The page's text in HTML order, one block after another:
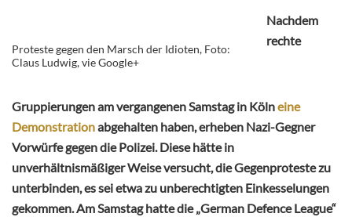
Proteste gegen den Marsch der Idioten, Foto:
Claus Ludwig, vie Google+
Nachdem
rechte
Gruppierungen am vergangenen Samstag in Kölneine
Demonstrationabgehalten haben, erheben Nazi-Gegner
Vorwürfe gegen die Polizei. Diese hätte in
unverhältnismäßiger Weise versucht, die Gegenproteste zu
unterbinden, es sei etwa zu unberechtigten Einkesselungen
gekommen. Am Samstag hatte die „German Defence League“